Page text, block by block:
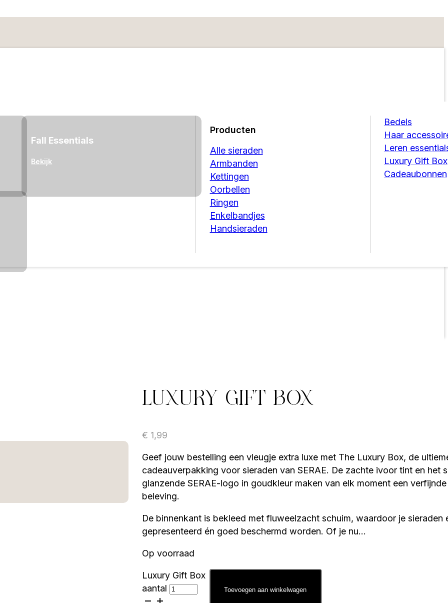
Fall Essentials
Bekijk
Producten
Alle sieraden
Armbanden
Kettingen
Oorbellen
Ringen
Enkelbandjes
Handsieraden
Bedels
Haar
Leren
Luxury Gift Box
Cadeaubonnen
Luxury Gift Box
€ 1,99
Geef jouw bestelling een vleugje extra luxe met The Luxury Box, de
cadeauverpakking voor sieraden van SERAE. De zachte ivoor tint en het
glanzende SERAE-logo in goudkleur maken van elk moment een verfijnde
beleving.
De binnenkant is bekleed met fluweelzacht schuim, waardoor je sieraden
gepresenteerd én goed beschermd worden. Of je nu…
Op voorraad
Luxury Gift Box
aantal
Toevoegen aan winkelwagen